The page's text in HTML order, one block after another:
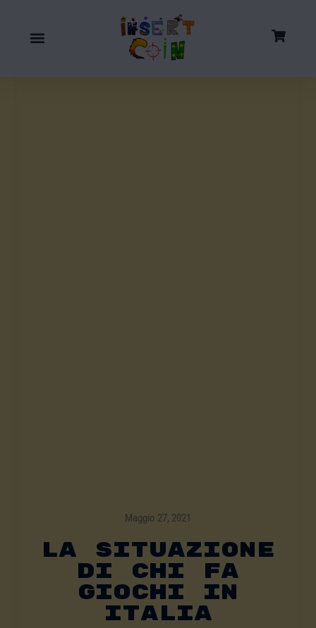
Maggio 27, 2021
La Situazione
Di Chi Fa
Giochi In
Italia